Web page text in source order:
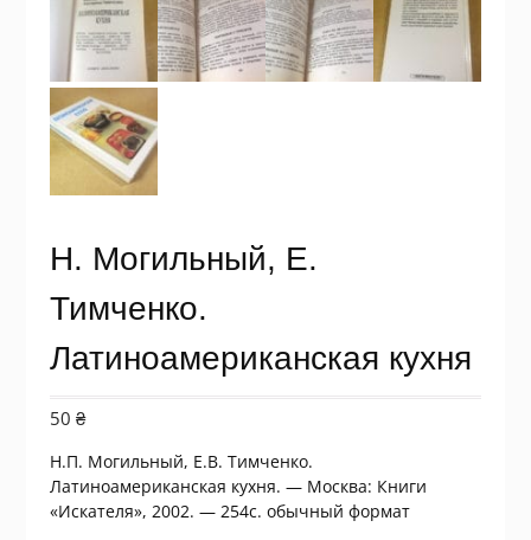
Н. Могильный, Е.
Тимченко.
Латиноамериканская кухня
50 ₴
Н.П. Могильный, Е.В. Тимченко.
Латиноамериканская кухня. — Москва: Книги
«Искателя», 2002. — 254с. обычный формат